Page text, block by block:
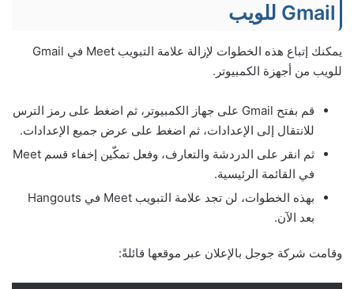
Gmail للويب
يمكنك إتباع هذه الخطوات لإزالة علامة التبويب Meet في Gmail
للويب من أجهزة الكمبيوتر.
قم بفتح Gmail على جهاز الكمبيوتر، ثم اضغط على رمز الترس
للانتقال إلى الإعدادات، ثم اضغط على عرض جميع الإعدادات.
ثم انقر على الدردشة والتعارف، وفعل تمكّين إخفاء قسم Meet
في القائمة الرئيسية.
بهذه الخطوات، لن تجد علامة التبويب Meet في Hangouts
بعد الآن.
وقامت شركة جوجل بالإعلان عبر موقعها قائلةً: